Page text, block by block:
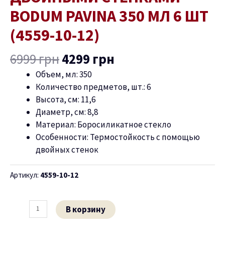
BODUM PAVINA 350 МЛ 6 ШТ
(4559-10-12)
6999грн4299 грн
Объем, мл:350
Количество предметов, шт.: 6
Высота, см: 11,6
Диаметр, см: 8,8
Материал: Боросиликатное стекло
Особенности: Термостойкость с помощью
двойных стенок
Артикул: 4559-10-12
В корзину